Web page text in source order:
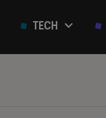
TECH